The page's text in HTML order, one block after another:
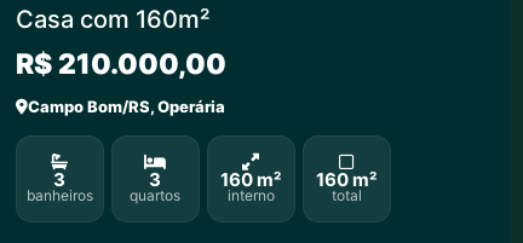
Casa com 160m²
R$ 210.000,00
Campo Bom/RS, Operária
3
banheiros
3
quartos
160 m²
interno
160 m²
total